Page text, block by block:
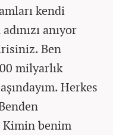
kendi
anıyor
Ben
milyarlık
Herkes
Kimin benim